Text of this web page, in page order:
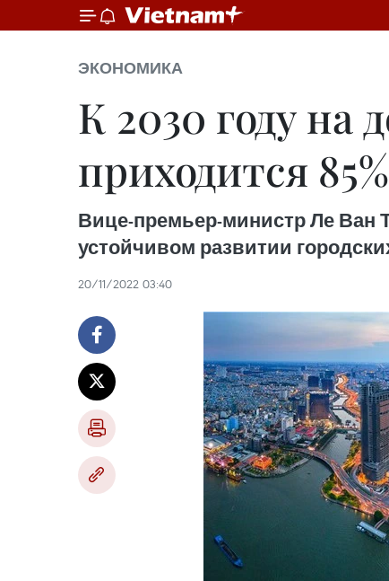
ЭКОНОМИКА
К 2030 году на
приходится
Вице-премьер-министр Ле Ван
устойчивом развитии
20/11/2022 03:40